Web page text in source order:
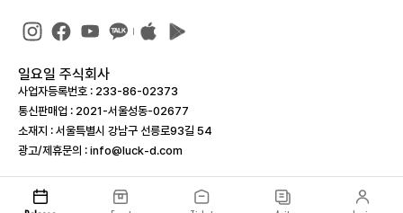
일요일 주식회사
사업자등록번호 : 233-86-023­73
통신판매업 : 2021-서울성동-02677
소재지 : 서울특별시 강남구 선릉로93길 54
광고/제휴문의 : info@luck-d.com